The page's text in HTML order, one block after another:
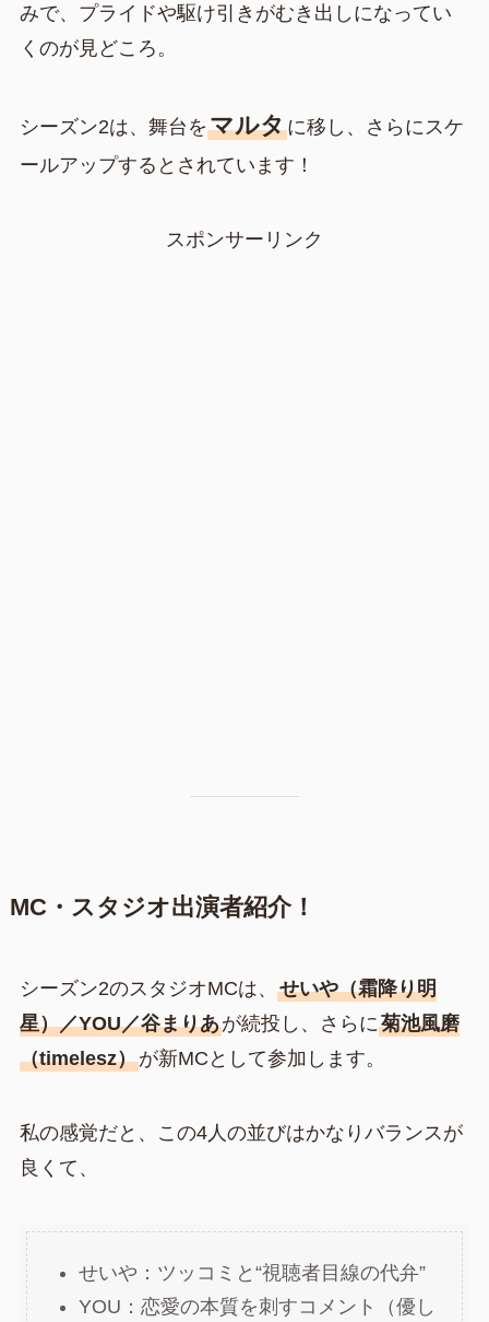
みで、プライドや駆け引きがむき出しになってい
くのが見どころ。
シーズン2は、舞台をマルタに移し、さらにスケ
ールアップするとされています！
スポンサーリンク
MC・スタジオ出演者紹介！
シーズン2のスタジオMCは、 せいや（霜降り明
星）／YOU／谷まりあが続投し、さらに菊池風磨
（timelesz）が新MCとして参加します。
私の感覚だと、この4人の並びはかなりバランスが
良くて、
せいや：ツッコミと“視聴者目線の代弁”
YOU：恋愛の本質を刺すコメント（優し